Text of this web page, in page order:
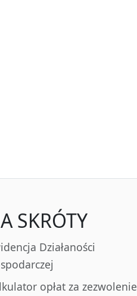
SKRÓTY
Działaności
opłat za zezwolenie